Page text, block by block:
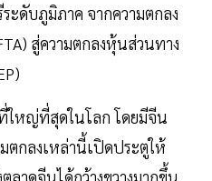
ะดับภูมิภาค จากความตกลง
สู่ความตกลงหุ้นส่วนทาง
ใหญ่ที่สุดในโลก โดยมีจีน
ตกลงเหล่านี้เปิดประตูให้
ลาดจีนได้กว้างขวางมากขึ้น